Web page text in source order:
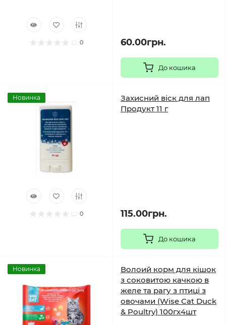
0 60.00грн.
До кошика
Новинка
0
Захисний віск для лап
Продукт 11 г
115.00грн.
До кошика
Новинка
Волоий корм для кішок
з соковитою качкою в
желе та рагу з птиці з
овочами (Wise Cat Duck
& Poultry) 100гх4шт